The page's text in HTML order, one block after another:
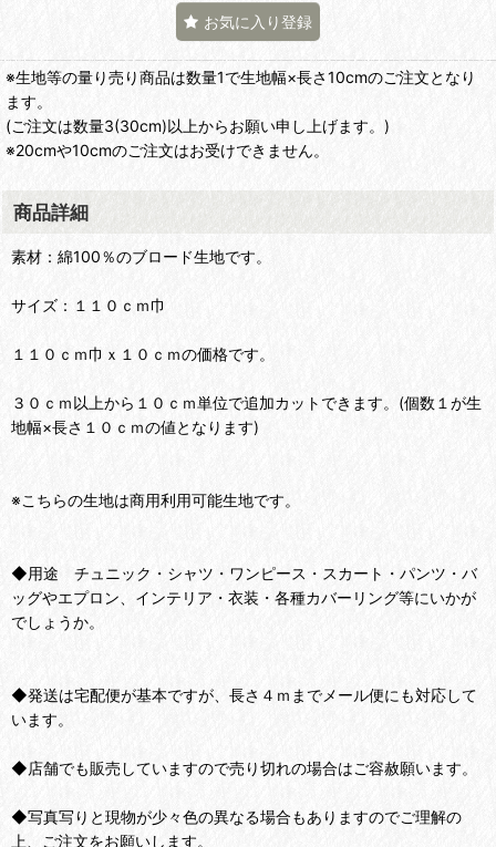
お気に入り登録
※生地等の量り売り商品は数量1で生地幅×長さ10cmのご注文となり
ます。
(ご注文は数量3(30cm)以上からお願い申し上げます。)
※20cmや10cmのご注文はお受けできません。
商品詳細
素材：綿100％のブロード生地です。
サイズ：１１０ｃｍ巾
１１０ｃｍ巾ｘ１０ｃｍの価格です。
３０ｃｍ以上から１０ｃｍ単位で追加カットできます。(個数１が生
地幅×長さ１０ｃｍの値となります)
※こちらの生地は商用利用可能生地です。
◆用途 チュニック・シャツ・ワンピース・スカート・パンツ・バ
ッグやエプロン、インテリア・衣装・各種カバーリング等にいかが
でしょうか。
◆発送は宅配便が基本ですが、長さ４ｍまでメール便にも対応して
います。
◆店舗でも販売していますので売り切れの場合はご容赦願います。
◆写真写りと現物が少々色の異なる場合もありますのでご理解の
上、ご注文をお願いします。